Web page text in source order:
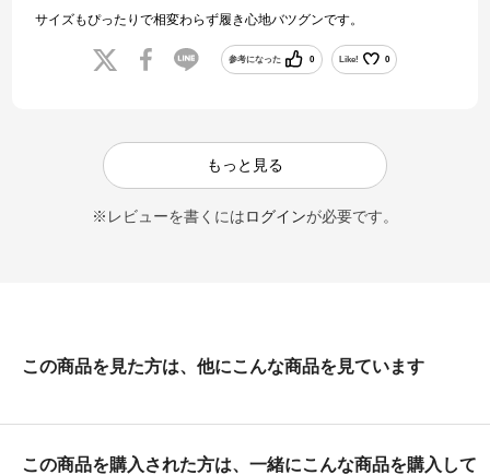
サイズもぴったりで相変わらず履き心地バツグンです。
参考になった 0 Like! 0
もっと見る
※レビューを書くにはログインが必要です。
この商品を見た方は、他にこんな商品を見ています
この商品を購入された方は、一緒にこんな商品を購入して